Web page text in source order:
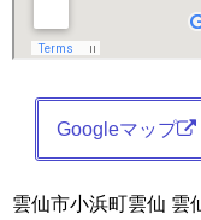
Googleマップ
雲仙市小浜町雲仙 雲